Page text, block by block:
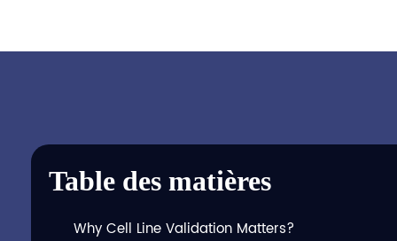
Table des matières
Why Cell Line Validation Matters?